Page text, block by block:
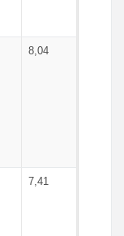
8,04
7,41